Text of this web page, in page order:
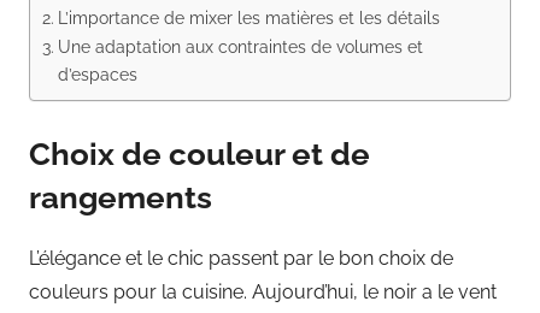
L’importance de mixer les matières et les détails
Une adaptation aux contraintes de volumes et
d’espaces
Choix de couleur et de
rangements
L’élégance et le chic passent par le bon choix de
couleurs pour la cuisine. Aujourd’hui, le noir a le vent